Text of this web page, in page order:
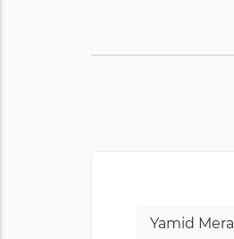
Yamid Mera